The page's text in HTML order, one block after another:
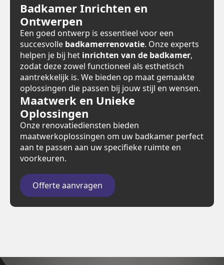
Badkamer Inrichten en
Ontwerpen
Een goed ontwerp is essentieel voor een
succesvolle badkamerrenovatie. Onze experts
helpen je bij het inrichten van de badkamer,
zodat deze zowel functioneel als esthetisch
aantrekkelijk is. We bieden op maat gemaakte
oplossingen die passen bij jouw stijl en wensen.
Maatwerk en Unieke
Oplossingen
Onze renovatiediensten bieden
maatwerkoplossingen om uw badkamer perfect
aan te passen aan uw specifieke ruimte en
voorkeuren.
Offerte aanvragen